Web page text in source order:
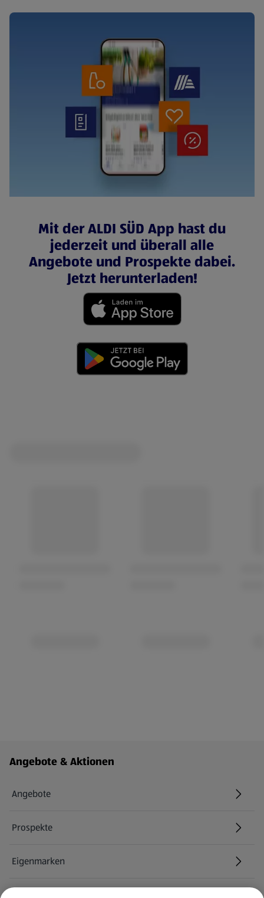
Mit der ALDI SÜD App hast du
jederzeit und überall alle
Angebote und Prospekte dabei.
Jetzt herunterladen!
Fußzeilenmenü - weitere Links
Angebote & Aktionen
Angebote
Prospekte
Eigenmarken